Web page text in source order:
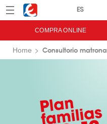
Menú Eroski
COMPRA ONLINE
Home Consultorio matrona